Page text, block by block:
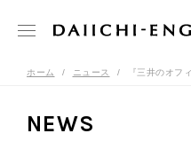
ホーム ニュース 『三井のオフ
NEWS